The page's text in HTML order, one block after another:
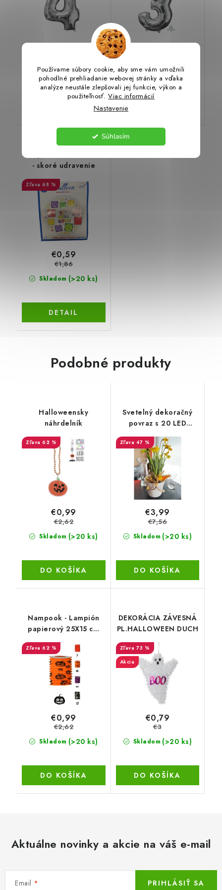
Používame súbory cookie, aby sme vám umožnili
pohodlné prehliadanie webovej stránky a vďaka
analýze neustále zlepšovali jej funkcie, výkon a
použiteľnosť.Viac informácií
Nastavenie
Súhlasím
Skladom(>20 ks) Skladom(>20 ks)
Párty balónik Get Well
- skoré udravenie
68 %
Skladom (>20 ks)
€0,59
€1,86
DETAIL
Podobné produkty
Halloweensky
náhrdelník
62 %
Skladom (>20 ks)
€0,99
€2,62
DO KOŠÍKA
Svetelný dekoračný
povraz s 20 LED
svetielkami 2 m
47 %
Skladom (>20 ks)
€3,99
€7,56
DO KOŠÍKA
Nampook - Lampión
papierový 25X15 cm
62 %
Skladom (>20 ks)
€0,99
€2,62
DO KOŠÍKA
DEKORÁCIA ZÁVESNÁ
PL.HALLOWEEN DUCH
73 %
Akcia
Skladom (>20 ks)
€0,79
€3
DO KOŠÍKA
Aktuálne novinky a akcie na váš e-mail
Email PRIHLÁSIŤ SA